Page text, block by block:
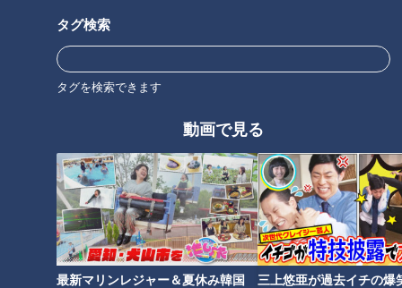
タグ検索
タグを検索できます
動画で見る
最新マリンレジャー＆夏休み韓国
三上悠亜が過去イチの爆
タグ
チャント！